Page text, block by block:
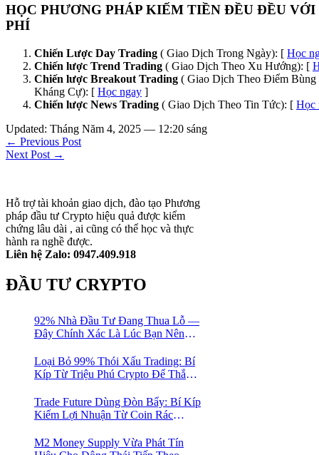
HỌC PHƯƠNG PHÁP KIẾM TIỀN ĐỀU ĐỀU
PHÍ
Chiến Lược Day Trading ( Giao Dịch Trong Ngày): [ Học
Chiến lược Trend Trading ( Giao Dịch Theo Xu Hướng): [
Chiến lược Breakout Trading ( Giao Dịch Theo Điểm Bùng
Kháng Cự): [ Học ngay ]
Chiến lược News Trading ( Giao Dịch Theo Tin Tức): [ Học
Updated: Tháng Năm 4, 2025 — 12:20 sáng
← Previous Post
Next Post →
Hỗ trợ tài khoản giao dịch, đào tạo Phương
pháp đầu tư Crypto hiệu quả được kiểm
chứng lâu dài , ai cũng có thể học và thực
hành ra nghề được.
Liên hệ Zalo: 0947.409.918
ĐẦU TƯ CRYPTO
92% Nhà Đầu Tư Đang Thua Lỗ —
Đây Chính Xác Là Lúc Bạn Nên
Loại Bỏ 99% Thói Xấu Trading: Bí
Kíp Từ Triệu Phú Crypto Để Thắng
Trade Future Dùng Đòn Bẩy: Bí Kíp
Kiếm Lợi Nhuận Từ Coin Rác
Bán Khống
M2 Money Supply Vừa Phát Tín